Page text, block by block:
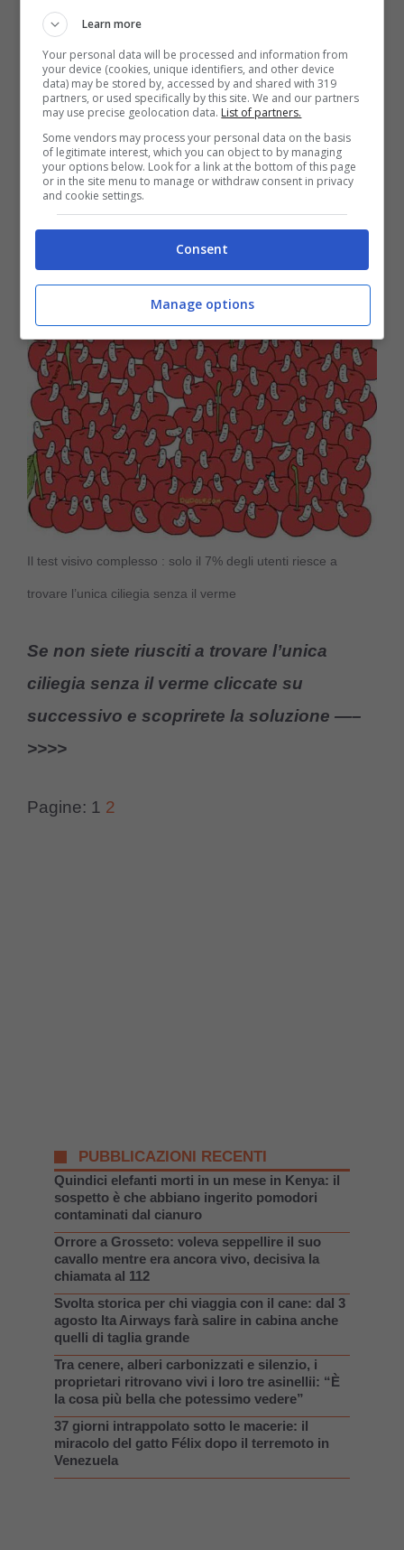
Localizzare la ciliegia senza verme
affatto semplicema con molta
concentrazione potreste riuscirci anche voi!
Avviate il vostro cronometro e diamo il via al
test visivo della ciliegia senza verme.
Il test visivo complesso : solo il 7% degli utenti riesce a
trovare l’unica ciliegia senza il verme
Se non siete riusciti a trovare l’unica
ciliegia senza il verme cliccate su
successivo e scoprirete la soluzione —–
>>>>
Pagine: 1 2
PUBBLICAZIONI RECENTI
Quindici elefanti morti in un mese in Kenya: il
sospetto è che abbiano ingerito pomodori
contaminati dal cianuro
Orrore a Grosseto: voleva seppellire il suo
cavallo mentre era ancora vivo, decisiva la
chiamata al 112
Svolta storica per chi viaggia con il cane: dal 3
agosto Ita Airways farà salire in cabina anche
quelli di taglia grande
Tra cenere, alberi carbonizzati e silenzio, i
proprietari ritrovano vivi i loro tre asinellii: “È
la cosa più bella che potessimo vedere”
37 giorni intrappolato sotto le macerie: il
miracolo del gatto Félix dopo il terremoto in
Venezuela
Learn more
Your personal data will be processed and information from
your device (cookies, unique identifiers, and other device
data) may be stored by, accessed by and shared with 319
partners, or used specifically by this site. We and our partners
may use precise geolocation data. List of partners.
Some vendors may process your personal data on the basis
of legitimate interest, which you can object to by managing
your options below. Look for a link at the bottom of this page
or in the site menu to manage or withdraw consent in privacy
and cookie settings.
Consent
Manage options